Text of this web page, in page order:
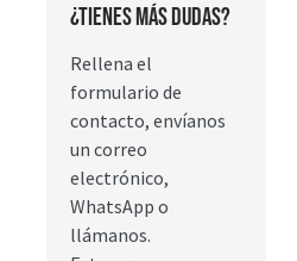
¿Tienes más dudas?
Rellena el
formulario de
contacto, envíanos
un correo
electrónico,
WhatsApp o
llámanos.